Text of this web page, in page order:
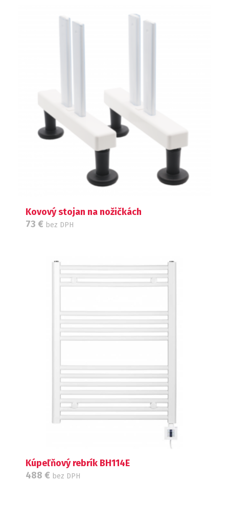
Kovový stojan na nožičkách
73 € bez DPH
Kúpeľňový rebrík BH114E
488 € bez DPH